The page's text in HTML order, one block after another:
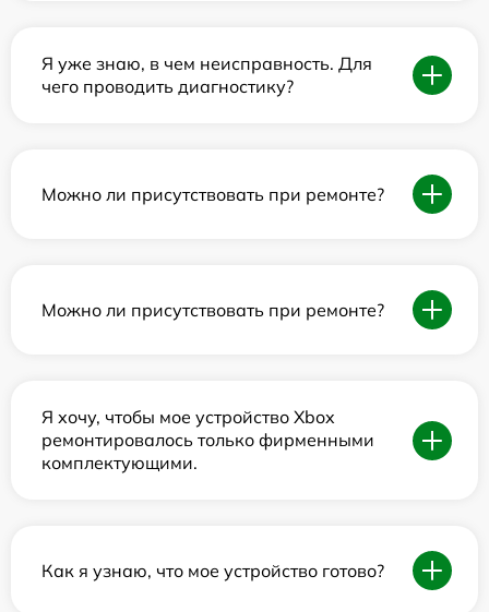
Я уже знаю, в чем неисправность. Для
чего проводить диагностику?
Можно ли присутствовать при ремонте?
Можно ли присутствовать при ремонте?
Я хочу, чтобы мое устройство Xbox
ремонтировалось только фирменными
комплектующими.
Как я узнаю, что мое устройство готово?